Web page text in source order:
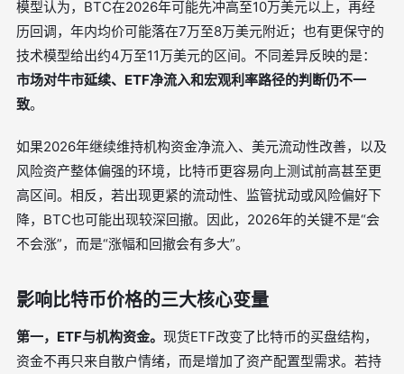
模型认为，BTC在2026年可能先冲高至10万美元以上，再经
历回调，年内均价可能落在7万至8万美元附近；也有更保守的
技术模型给出约4万至11万美元的区间。不同差异反映的是：
市场对牛市延续、ETF净流入和宏观利率路径的判断仍不一
致。
如果2026年继续维持机构资金净流入、美元流动性改善，以及
风险资产整体偏强的环境，比特币更容易向上测试前高甚至更
高区间。相反，若出现更紧的流动性、监管扰动或风险偏好下
降，BTC也可能出现较深回撤。因此，2026年的关键不是“会
不会涨”，而是“涨幅和回撤会有多大”。
影响比特币价格的三大核心变量
第一，ETF与机构资金。 现货ETF改变了比特币的买盘结构，
资金不再只来自散户情绪，而是增加了资产配置型需求。若持